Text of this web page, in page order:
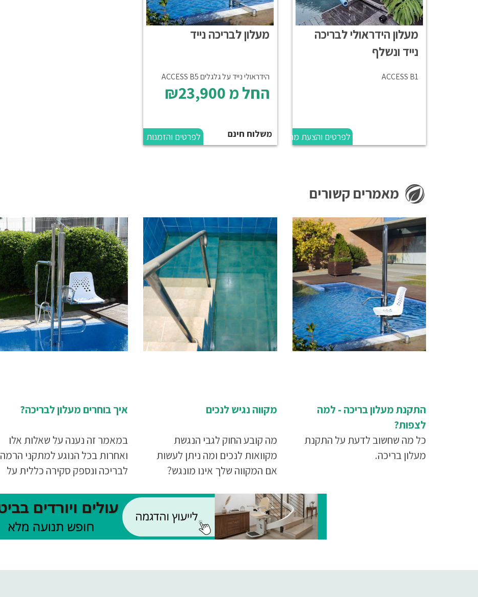
מעלון הידראולי לבריכה
נייד ונשלף
ACCESS B1
לפרטים והצעת מחיר
מעלון לבריכה נייד
הידראולי נייד על גלגלים ACCESS B5
החל מ
משלוח חינם לפרטים והזמנות
מאמרים קשורים
התקנת מעלון בריכה - למה
לצפות?
כל מה שחשוב לדעת על התקנת
מעלון בריכה.
מקווה נגיש לנכים
מה קובע החוק לגבי הנגשת
מקוואות לנכים ומה ניתן לעשות
אם המקווה שלך אינו מונגש?
איך בוחרים מעלון לבריכה?
במאמר זה נענה על שאלות אלו
ואחרות בכל הנוגע למתקני הרמה
לבריכה ונספק סקירה כללית על
הזמינים באתר העיקר הבריאות.